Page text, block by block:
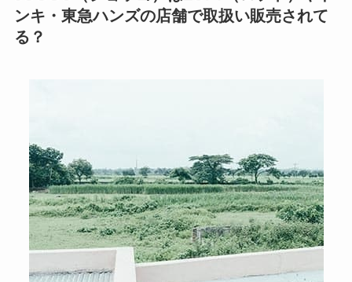
ンキ・東急ハンズの店舗で取扱い販売されて
る？